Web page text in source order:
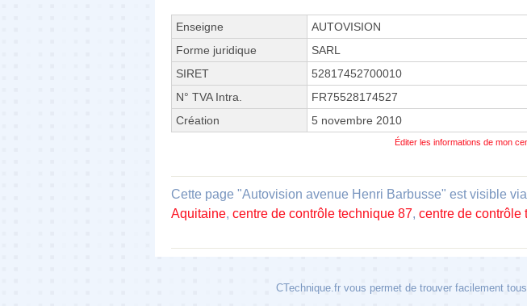
Enseigne
AUTOVISION
Forme juridique
SARL
SIRET
52817452700010
N° TVA Intra.
FR75528174527
Création
5 novembre 2010
Éditer les informations de mon
Cette page "Autovision avenue Henri Barbusse" est visible
Aquitaine, centre de contrôle technique 87, centre de contrôle
CTechnique.fr vous permet de trouver facilement